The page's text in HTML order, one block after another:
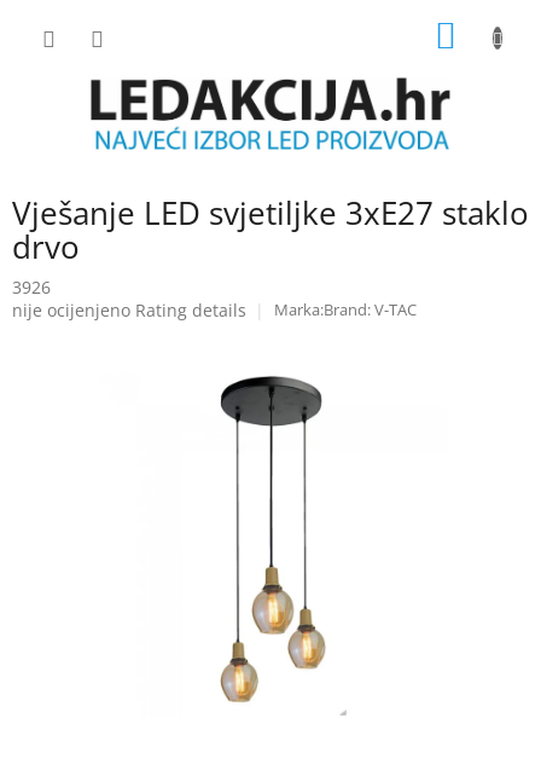
Vješanje LED svjetiljke 3xE27 staklo
drvo
3926
The
nije ocijenjeno Rating details Brand:V-TAC